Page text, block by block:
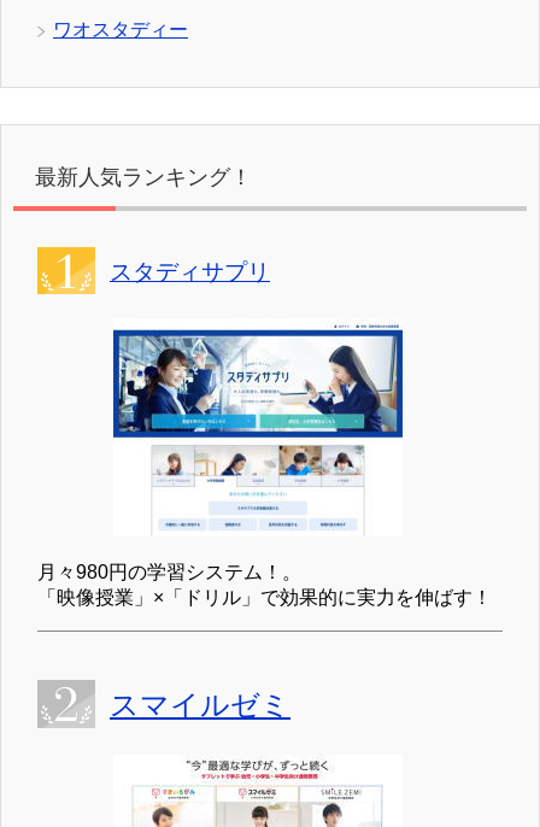
ワオスタディー
最新人気ランキング！
スタディサプリ
月々980円の学習システム！。
「映像授業」×「ドリル」で効果的に実力を伸ばす！
スマイルゼミ